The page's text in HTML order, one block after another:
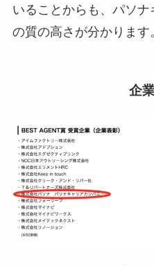
いることからも、パソ
の質の高さが分かります
企